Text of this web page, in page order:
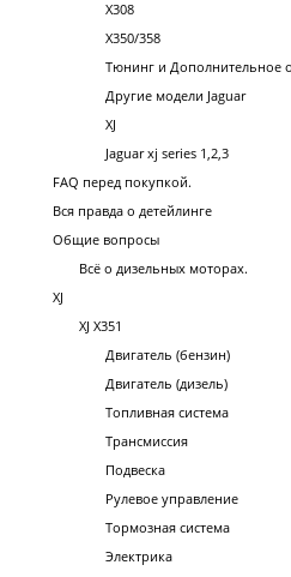
X308
X350/358
Тюнинг и Дополнительное
Другие модели Jaguar
XJ
Jaguar xj series 1,2,3
FAQ перед покупкой.
Вся правда о детейлинге
Общие вопросы
Всё о дизельных моторах.
XJ
XJ X351
Двигатель (бензин)
Двигатель (дизель)
Топливная система
Трансмиссия
Подвеска
Рулевое управление
Тормозная система
Электрика